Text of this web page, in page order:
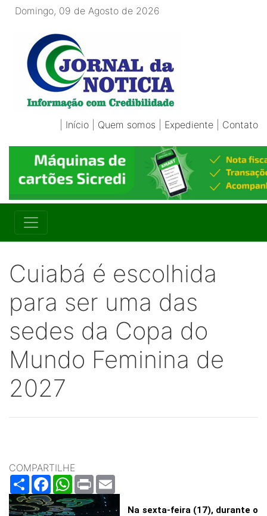
Domingo, 09 de Agosto de 2026
Início Quem somos Expediente Contato
Cuiabá é escolhida
para ser uma das
sedes da Copa do
Mundo Feminina de
2027
COMPARTILHE
ShareFacebookWhatsApp
Print
Na sexta-feira (17), durante o